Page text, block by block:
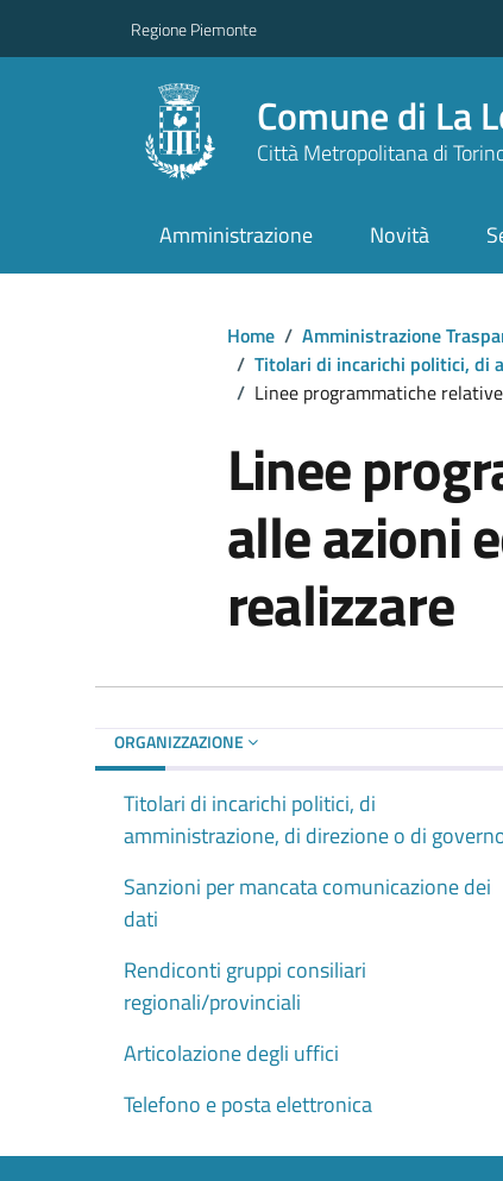
Regione Piemonte
Comune di La
Città Metropolitana di
Amministrazione Novità
Home / Amministrazione
/ Titolari di incarichi politici, di
/ Linee programmatiche
Linee
alle azioni
realizzare
ORGANIZZAZIONE
Titolari di incarichi politici, di
amministrazione, di direzione o di
Sanzioni per mancata comunicazione dei
dati
Rendiconti gruppi consiliari
regionali/provinciali
Articolazione degli uffici
Telefono e posta elettronica